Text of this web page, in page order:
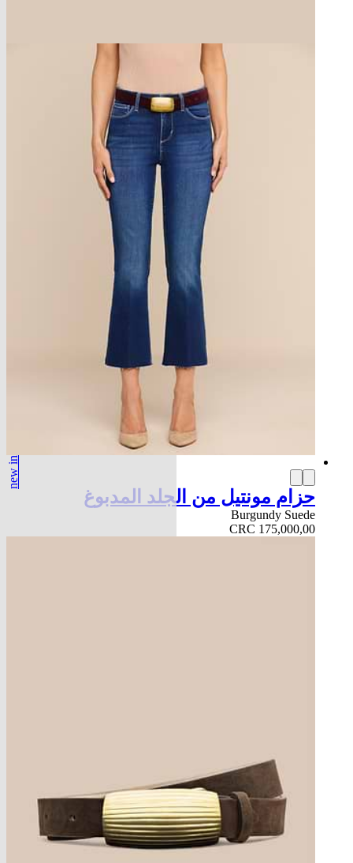
new in
حزام مونتيل من الجلد المدبوغ
Burgundy Suede
CRC 175,000,00